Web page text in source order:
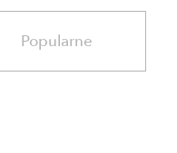
Popularne